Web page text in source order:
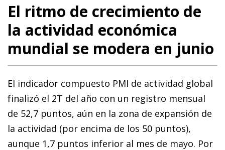
El ritmo de crecimiento de
la actividad económica
mundial se modera en junio
El indicador compuesto PMI de actividad global
finalizó el 2T del año con un registro mensual
de 52,7 puntos, aún en la zona de expansión de
la actividad (por encima de los 50 puntos),
aunque 1,7 puntos inferior al mes de mayo. Por